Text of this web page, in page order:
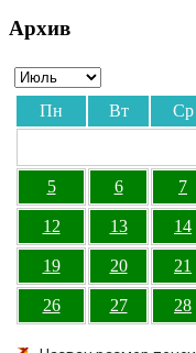
Архив
Пн Вт Ср
5 6 7
12 13 14
19 20 21
26 27 28